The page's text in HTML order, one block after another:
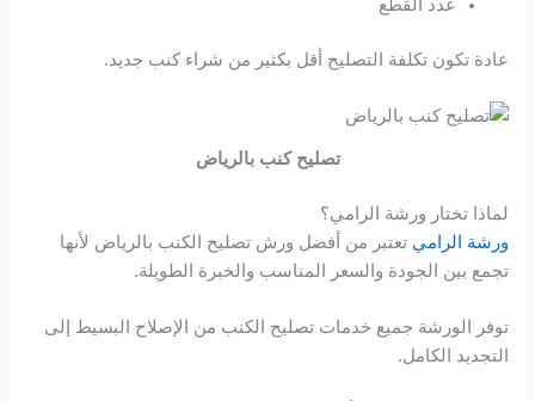
holiganbet
jojobet
عدد القطع
عادة تكون تكلفة التصليح أقل بكثير من شراء كنب جديد.
تصليح كنب بالرياض
لماذا تختار ورشة الرامي؟
ورشة الرامي تعتبر من أفضل ورش تصليح الكنب بالرياض لأنها
تجمع بين الجودة والسعر المناسب والخبرة الطويلة.
توفر الورشة جميع خدمات تصليح الكنب من الإصلاح البسيط إلى
التجديد الكامل.